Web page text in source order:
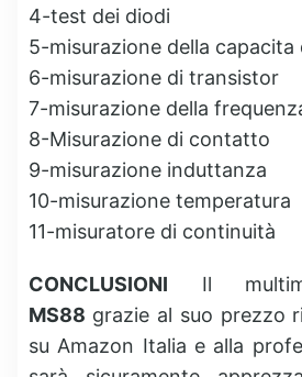
4-test dei diodi
5-misurazione della capacita
6-misurazione di transistor
7-misurazione della
8-Misurazione di contatto
9-misurazione induttanza
10-misurazione temperatura
11-misuratore di continuità
CONCLUSIONI Il
MS88 grazie al suo prezzo
su Amazon Italia e alla